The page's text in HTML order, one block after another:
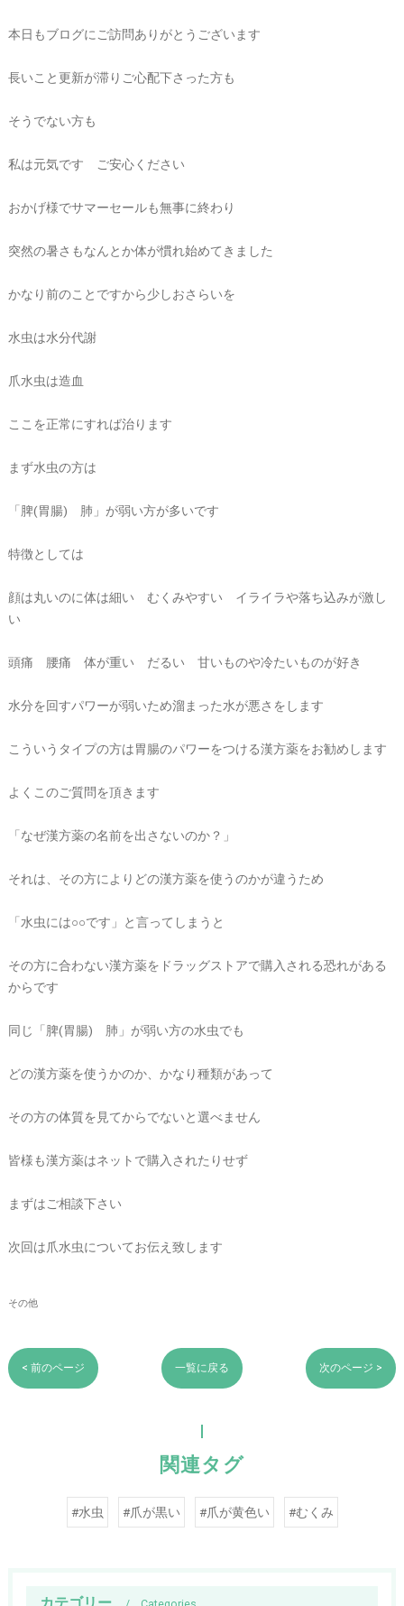
本日もブログにご訪問ありがとうございます
長いこと更新が滞りご心配下さった方も
そうでない方も
私は元気です ご安心ください
おかげ様でサマーセールも無事に終わり
突然の暑さもなんとか体が慣れ始めてきました
かなり前のことですから少しおさらいを
水虫は水分代謝
爪水虫は造血
ここを正常にすれば治ります
まず水虫の方は
「脾(胃腸) 肺」が弱い方が多いです
特徴としては
顔は丸いのに体は細い むくみやすい イライラや落ち込みが激し
い
頭痛 腰痛 体が重い だるい 甘いものや冷たいものが好き
水分を回すパワーが弱いため溜まった水が悪さをします
こういうタイプの方は胃腸のパワーをつける漢方薬をお勧めします
よくこのご質問を頂きます
「なぜ漢方薬の名前を出さないのか？」
それは、その方によりどの漢方薬を使うのかが違うため
「水虫には○○です」と言ってしまうと
その方に合わない漢方薬をドラッグストアで購入される恐れがある
からです
同じ「脾(胃腸) 肺」が弱い方の水虫でも
どの漢方薬を使うかのか、かなり種類があって
その方の体質を見てからでないと選べません
皆様も漢方薬はネットで購入されたりせず
まずはご相談下さい
次回は爪水虫についてお伝え致します
その他
< 前のページ 一覧に戻る 次のページ >
関連タグ
#水虫 #爪が黒い #爪が黄色い #むくみ